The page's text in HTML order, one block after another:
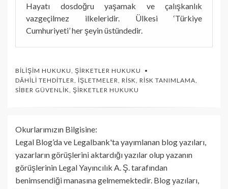
Hayatı dosdoğru yaşamak ve çalışkanlık
vazgeçilmez ilkeleridir. Ülkesi ‘Türkiye
Cumhuriyeti’ her şeyin üstündedir.
BILIŞIM HUKUKU ŞIRKETLER HUKUKU
DÂHILI TEHDITLER
İŞLETMELER RISK RISK TANIMLAMA
SIBER GÜVENLIK ŞIRKETLER HUKUKU
Okurlarımızın Bilgisine:
Legal Blog’da ve Legalbank'ta yayımlanan blog yazıları,
yazarların görüşlerini aktardığı yazılar olup yazanın
görüşlerinin Legal Yayıncılık A. Ş. tarafından
benimsendiği manasına gelmemektedir. Blog yazıları,